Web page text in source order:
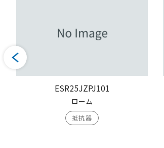
ESR25JZPJ101
ローム
抵抗器